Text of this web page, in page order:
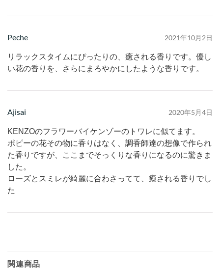
Peche 2021年10月2日
リラックスタイムにぴったりの、癒される香りです。優し
い花の香りを、さらにまろやかにしたような香りです。
Ajisai 2020年5月4日
KENZOのフラワーバイケンゾーのトワレに似てます。
ポピーの花その物に香りはなく、調香師達の想像で作られ
た香りですが、ここまでそっくりな香りになるのに驚きま
した。
ローズとスミレが綺麗に合わさってて、癒される香りでし
た
関連商品